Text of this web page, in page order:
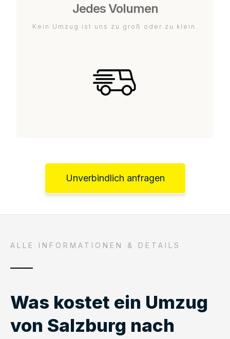
Jedes Volumen
Kein Umzug ist uns zu groß oder zu klein.
Unverbindlich anfragen
ALLE INFORMATIONEN & DETAILS
Was kostet ein Umzug
von Salzburg nach